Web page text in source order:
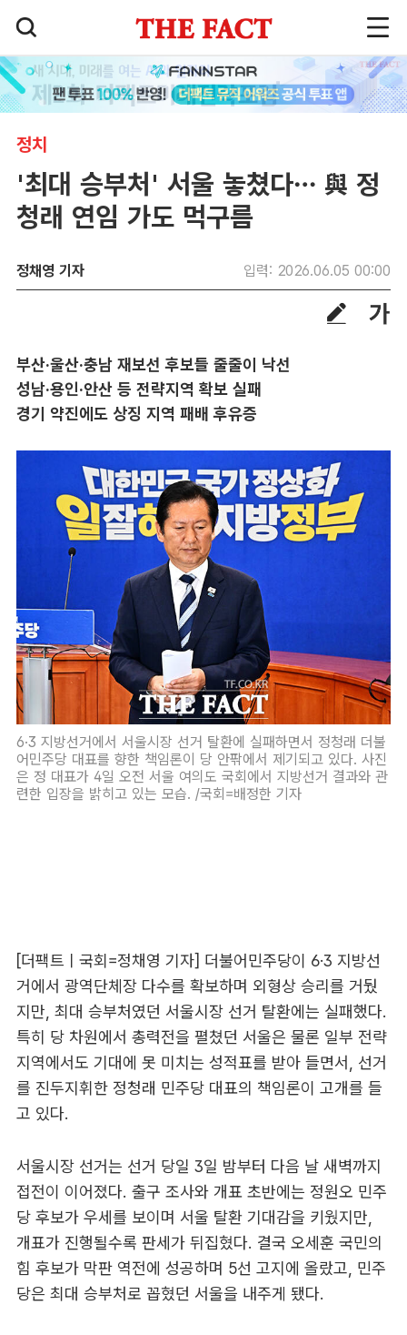
정치
'최대 승부처' 서울 놓쳤다… 與 정
청래 연임 가도 먹구름
정채영 기자 입력: 2026.06.05 00:00
부산·울산·충남 재보선 후보들 줄줄이 낙선
성남·용인·안산 등 전략지역 확보 실패
경기 약진에도 상징 지역 패배 후유증
6·3 지방선거에서 서울시장 선거 탈환에 실패하면서 정청래 더불
어민주당 대표를 향한 책임론이 당 안팎에서 제기되고 있다. 사진
은 정 대표가 4일 오전 서울 여의도 국회에서 지방선거 결과와 관
련한 입장을 밝히고 있는 모습. /국회=배정한 기자
[더팩트ㅣ국회=정채영 기자] 더불어민주당이 6·3 지방선
거에서 광역단체장 다수를 확보하며 외형상 승리를 거뒀
지만, 최대 승부처였던 서울시장 선거 탈환에는 실패했다.
특히 당 차원에서 총력전을 펼쳤던 서울은 물론 일부 전략
지역에서도 기대에 못 미치는 성적표를 받아 들면서, 선거
를 진두지휘한 정청래 민주당 대표의 책임론이 고개를 들
고 있다.
서울시장 선거는 선거 당일 3일 밤부터 다음 날 새벽까지
접전이 이어졌다. 출구 조사와 개표 초반에는 정원오 민주
당 후보가 우세를 보이며 서울 탈환 기대감을 키웠지만,
개표가 진행될수록 판세가 뒤집혔다. 결국 오세훈 국민의
힘 후보가 막판 역전에 성공하며 5선 고지에 올랐고, 민주
당은 최대 승부처로 꼽혔던 서울을 내주게 됐다.